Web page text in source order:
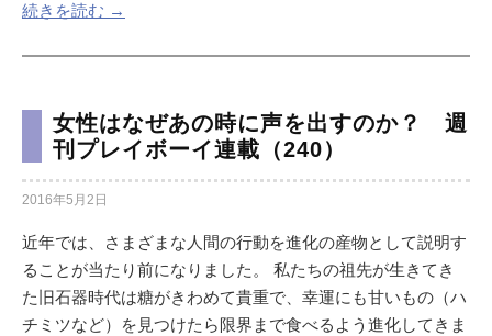
続きを読む →
女性はなぜあの時に声を出すのか？ 週
刊プレイボーイ連載（240）
2016年5月2日
近年では、さまざまな人間の行動を進化の産物として説明す
ることが当たり前になりました。 私たちの祖先が生きてき
た旧石器時代は糖がきわめて貴重で、幸運にも甘いもの（ハ
チミツなど）を見つけたら限界まで食べるよう進化してきま